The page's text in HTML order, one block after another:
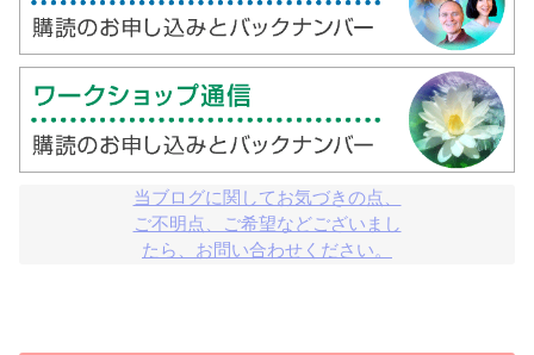
当ブログに関してお気づきの点、
ご不明点、ご希望などございまし
たら、お問い合わせください。